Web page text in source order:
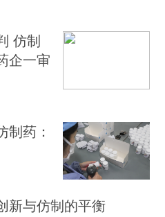
仿制
企一审
制药：
新与仿制的平衡